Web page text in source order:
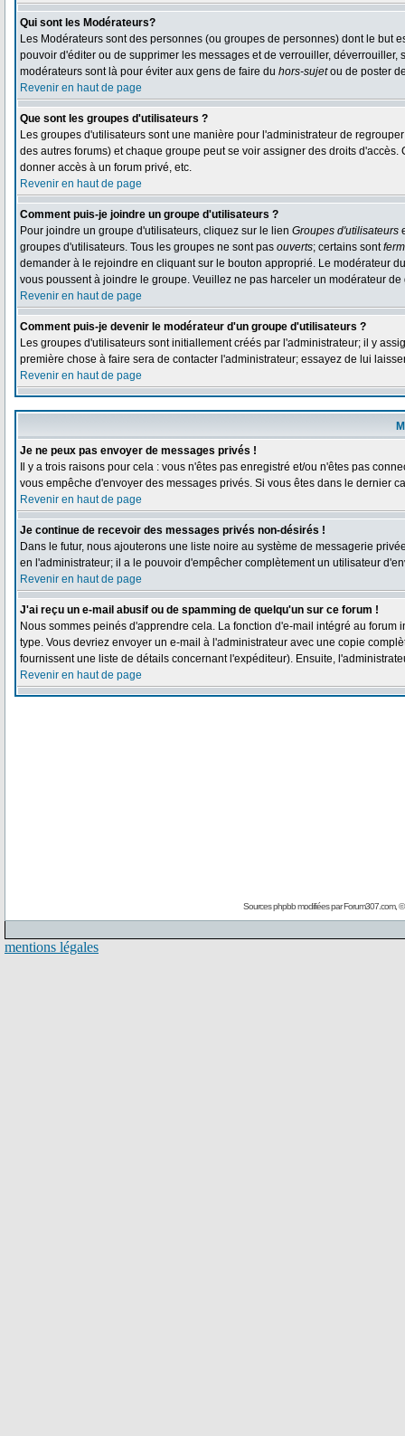
Qui sont les Modérateurs?
Les Modérateurs sont des personnes (ou groupes de personnes) dont le but
pouvoir d'éditer ou de supprimer les messages et de verrouiller,
modérateurs sont là pour éviter aux gens de faire du hors-sujetou de poster
Revenir en haut de page
Que sont les groupes d'utilisateurs ?
Les groupes d'utilisateurs sont une manière pour l'administrateur de
des autres forums) et chaque groupe peut se voir assigner des droits
donner accès à un forum privé, etc.
Revenir en haut de page
Comment puis-je joindre un groupe d'utilisateurs ?
Pour joindre un groupe d'utilisateurs, cliquez sur le lien Groupes d'utilisateurs
groupes d'utilisateurs. Tous les groupes ne sont pas ouverts; certains sont
demander à le rejoindre en cliquant sur le bouton approprié. Le modérateur
vous poussent à joindre le groupe. Veuillez ne pas harceler un modérateur
Revenir en haut de page
Comment puis-je devenir le modérateur d'un groupe d'utilisateurs ?
Les groupes d'utilisateurs sont initiallement créés par l'administrateur; il y
première chose à faire sera de contacter l'administrateur; essayez de lui
Revenir en haut de page
Je ne peux pas envoyer de messages privés !
Il y a trois raisons pour cela : vous n'êtes pas enregistré et/ou n'êtes pas
vous empêche d'envoyer des messages privés. Si vous êtes dans le dernier
Revenir en haut de page
Je continue de recevoir des messages privés non-désirés !
Dans le futur, nous ajouterons une liste noire au système de messagerie
en l'administrateur; il a le pouvoir d'empêcher complètement un utilisateur
Revenir en haut de page
J'ai reçu un e-mail abusif ou de spamming de quelqu'un sur ce forum !
Nous sommes peinés d'apprendre cela. La fonction d'e-mail intégré au
type. Vous devriez envoyer un e-mail à l'administrateur avec une copie
fournissent une liste de détails concernant l'expéditeur). Ensuite,
Revenir en haut de page
Sources phpbb modifiées parForum307.com, ©
mentions légales